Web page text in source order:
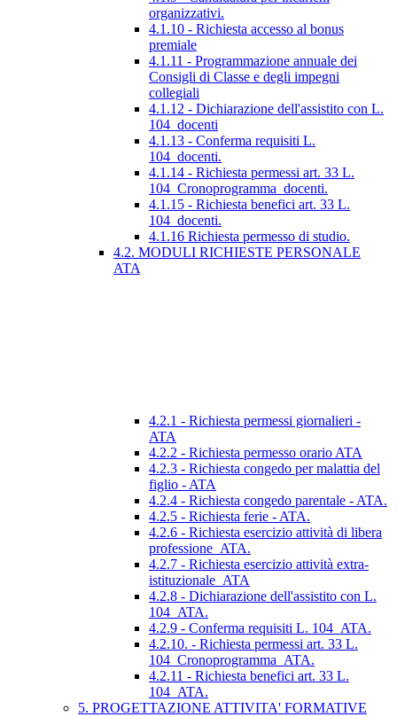
organizzativi.
4.1.10 - Richiesta accesso al bonus
premiale
4.1.11 - Programmazione annuale dei
Consigli di Classe e degli impegni
collegiali
4.1.12 - Dichiarazione dell'assistito con L.
104_docenti
4.1.13 - Conferma requisiti L.
104_docenti.
4.1.14 - Richiesta permessi art. 33 L.
104_Cronoprogramma_docenti.
4.1.15 - Richiesta benefici art. 33 L.
104_docenti.
4.1.16 Richiesta permesso di studio.
4.2. MODULI RICHIESTE PERSONALE
ATA
4.2.1 - Richiesta permessi giornalieri -
ATA
4.2.2 - Richiesta permesso orario ATA
4.2.3 - Richiesta congedo per malattia del
figlio - ATA
4.2.4 - Richiesta congedo parentale - ATA.
4.2.5 - Richiesta ferie - ATA.
4.2.6 - Richiesta esercizio attività di libera
professione_ATA.
4.2.7 - Richiesta esercizio attività extra-
istituzionale_ATA
4.2.8 - Dichiarazione dell'assistito con L.
104_ATA.
4.2.9 - Conferma requisiti L. 104_ATA.
4.2.10. - Richiesta permessi art. 33 L.
104_Cronoprogramma_ATA.
4.2.11 - Richiesta benefici art. 33 L.
104_ATA.
5. PROGETTAZIONE ATTIVITA' FORMATIVE